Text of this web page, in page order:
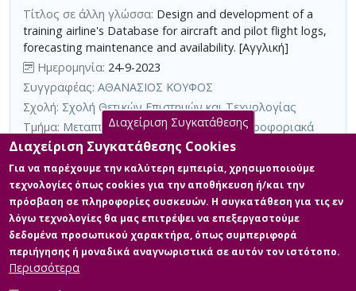
κριτηρίων
αναζήτησης
Τίτλος σε άλλη γλώσσα: Design and development of a
training airline's Database for aircraft and pilot flight logs,
forecasting maintenance and availability. [Αγγλική]
Ημερομηνία: 24-9-2023
Συγγραφέας: ΑΘΑΝΑΣΙΟΣ ΚΟΥΦΟΣ
Σχολή: Σχολή Θετικών Επιστημών και Τεχνολογίας
Τμήμα: Μεταπτυχιακή Εξειδίκευση στα Πληροφοριακά
Συστήματα (ΠΛΣ)
Περίληψη (Abstract):
Σε αυτήν την Διπλωματική Εργασία
αντιμετωπίζεται ένα διαρκές πρόβλημα, που αντιμετωπίζουν
αεροπορικές εταιρείες, οι οποίες παρέχουν εκπαίδευση. Η
παρακολούθηση και καταγραφή των ωρών πτήσεων
αεροσκαφών και χειριστών, ο προγραμματισμός συντήρησης
των αεροσκαφών και η πρόβλεψη διαθεσιμότητάς τους.
Αντιμετωπίζεται μέσω του σχεδιασμού και υλοποίησης μίας
Βάσης Δεδομένων (ΒΔ), και διαχείρισής της μέσω ...
Διαχείριση Συγκατάθεσης
Διαχείριση Συγκατάθεσης Cookies
Για να παρέχουμε την καλύτερη εμπειρία, χρησιμοποιούμε
τεχνολογίες όπως cookies για την αποθήκευση ή/και την
πρόσβαση σε πληροφορίες συσκευών. Η συγκατάθεση για τις εν
λόγω τεχνολογίες θα μας επιτρέψει να επεξεργαστούμε
δεδομένα προσωπικού χαρακτήρα, όπως συμπεριφορά
περιήγησης ή μοναδικά αναγνωριστικά σε αυτόν τον ιστότοπο.
Περισσότερα